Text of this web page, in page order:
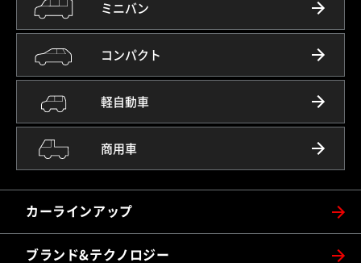
ミニバン
コンパクト
軽自動車
商用車
カーラインアップ
ブランド&テクノロジー